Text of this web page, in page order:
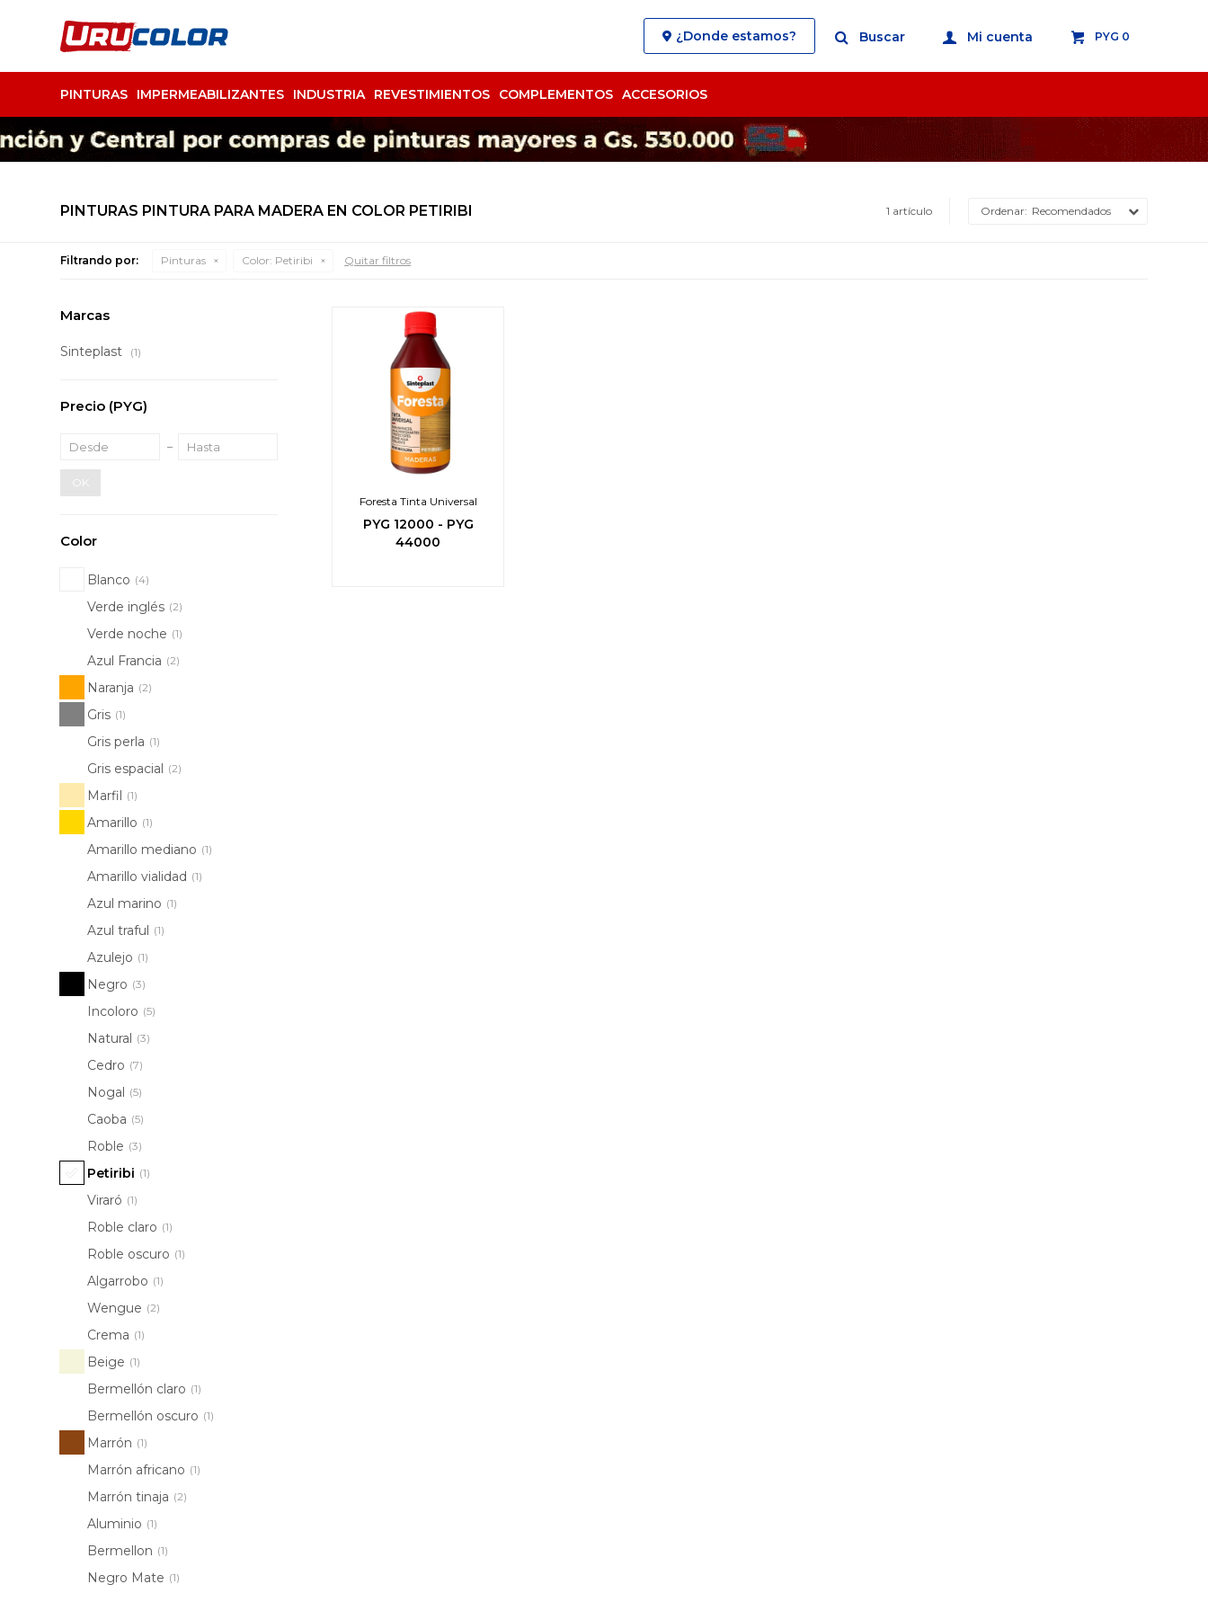
PINTURAS IMPERMEABILIZANTES INDUSTRIA REVESTIMIENTOS COMPLEMENTOS ACCESORIOS
PYG 0
¿Donde estamos?
PINTURAS PINTURA PARA MADERA EN COLOR PETIRIBI 1 artículo Recomendados
Filtrando por: Pinturas Color: Petiribi Quitar filtros
Foresta Tinta Universal
PYG 12000 - PYG
44000
Marcas
Sinteplast (1)
Precio (PYG)
OK
Color
Blanco (4)
Verde inglés (2)
Verde noche (1)
Azul Francia (2)
Naranja (2)
Gris (1)
Gris perla (1)
Gris espacial (2)
Marfil (1)
Amarillo (1)
Amarillo mediano (1)
Amarillo vialidad (1)
Azul marino (1)
Azul traful (1)
Azulejo (1)
Negro (3)
Incoloro (5)
Natural (3)
Cedro (7)
Nogal (5)
Caoba (5)
Roble (3)
Petiribi (1)
Viraró (1)
Roble claro (1)
Roble oscuro (1)
Algarrobo (1)
Wengue (2)
Crema (1)
Beige (1)
Bermellón claro (1)
Bermellón oscuro (1)
Marrón (1)
Marrón africano (1)
Marrón tinaja (2)
Aluminio (1)
Bermellon (1)
Negro Mate (1)